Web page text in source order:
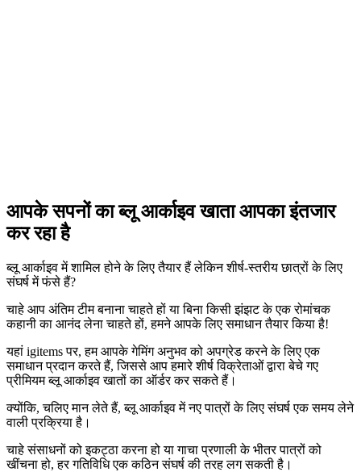
आपके सपनों का ब्लू आर्काइव खाता आपका इंतजार
कर रहा है
ब्लू आर्काइव में शामिल होने के लिए तैयार हैं लेकिन शीर्ष-स्तरीय छात्रों के लिए
संघर्ष में फंसे हैं?
चाहे आप अंतिम टीम बनाना चाहते हों या बिना किसी झंझट के एक रोमांचक
कहानी का आनंद लेना चाहते हों, हमने आपके लिए समाधान तैयार किया है!
यहां igitems पर, हम आपके गेमिंग अनुभव को अपग्रेड करने के लिए एक
समाधान प्रदान करते हैं, जिससे आप हमारे शीर्ष विक्रेताओं द्वारा बेचे गए
प्रीमियम ब्लू आर्काइव खातों का ऑर्डर कर सकते हैं।
क्योंकि, चलिए मान लेते हैं, ब्लू आर्काइव में नए पात्रों के लिए संघर्ष एक समय लेने
वाली प्रक्रिया है।
चाहे संसाधनों को इकट्ठा करना हो या गाचा प्रणाली के भीतर पात्रों को
खींचना हो, हर गतिविधि एक कठिन संघर्ष की तरह लग सकती है।